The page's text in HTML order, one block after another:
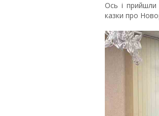
Ось і прийшли
казки про